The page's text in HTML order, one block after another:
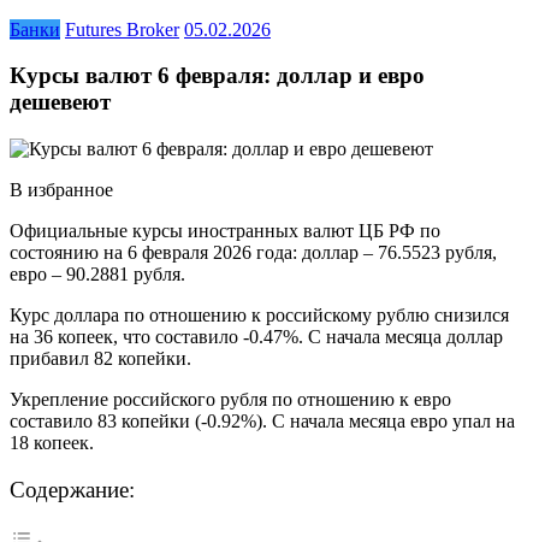
Банки Futures Broker 05.02.2026
Курсы валют 6 февраля: доллар и евро
дешевеют
В избранное
Официальные курсы иностранных валют ЦБ РФ по
состоянию на 6 февраля 2026 года: доллар – 76.5523 рубля,
евро – 90.2881 рубля.
Курс доллара по отношению к российскому рублю снизился
на 36 копеек, что составило -0.47%. С начала месяца доллар
прибавил 82 копейки.
Укрепление российского рубля по отношению к евро
составило 83 копейки (-0.92%). С начала месяца евро упал на
18 копеек.
Содержание: